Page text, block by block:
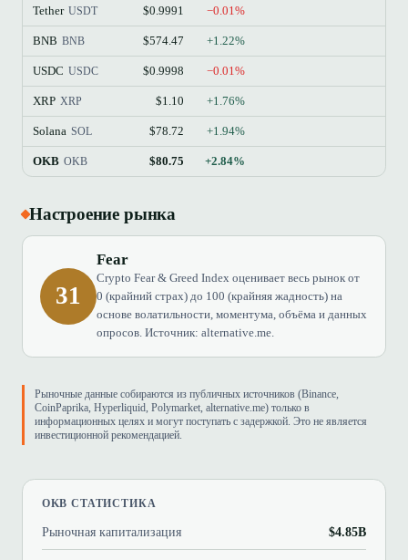
Tether USDT $0.9991 −0.01%
BNB BNB $574.47 +1.22%
USDC USDC $0.9998 −0.01%
XRP XRP $1.10 +1.76%
Solana SOL $78.72 +1.94%
OKB OKB $80.75 +2.84%
Настроение рынка
31
Fear
Crypto Fear & Greed Index оценивает весь рынок от
0 (крайний страх) до 100 (крайняя жадность) на
основе волатильности, моментума, объёма и данных
опросов. Источник: alternative.me.
Рыночные данные собираются из публичных источников (Binance,
CoinPaprika, Hyperliquid, Polymarket, alternative.me) только в
информационных целях и могут поступать с задержкой. Это не является
инвестиционной рекомендацией.
OKB СТАТИСТИКА
Рыночная капитализация $4.85B